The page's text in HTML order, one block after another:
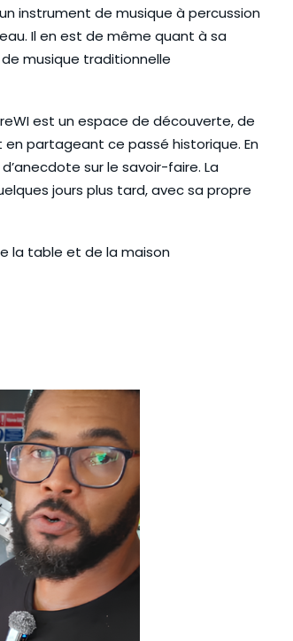
instrument de musique à percussion
Il en est de même quant à sa
musique traditionnelle
est un espace de découverte, de
en partageant ce passé historique. En
sur le savoir-faire. La
jours plus tard, avec sa propre
la table et de la maison